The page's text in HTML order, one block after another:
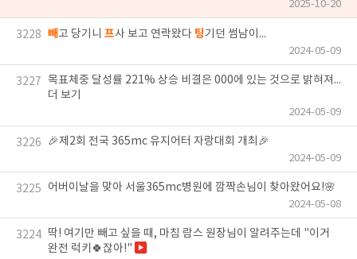
2025-10-20
3228 빼고 당기니 프사 보고 연락왔다 팅기던 썸남이...
2024-05-09
3227 목표체중 달성률 221% 상승 비결은 000에 있는 것으로 밝혀져...
더 보기
2024-05-09
3226 🎉제2회 전국 365mc 유지어터 자랑대회 개최🎉
2024-05-09
3225 어버이날을 맞아 서울365mc병원에 깜짝손님이 찾아왔어요!🌸
2024-05-08
3224 딱! 여기만 빼고 싶을 때, 마침 람스 원장님이 알려주는데 "이거
완전 럭키🍀잖아!"